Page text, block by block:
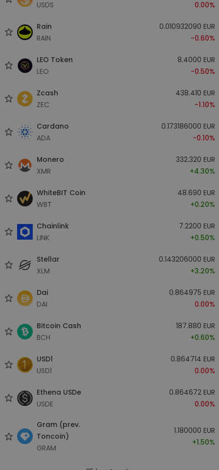
USDS
0.00%
Rain
RAIN
0.010932090 EUR
-0.60%
LEO Token
LEO
8.4000 EUR
-0.50%
Zcash
ZEC
438.410 EUR
-1.10%
Cardano
ADA
0.173186000 EUR
-0.10%
Monero
XMR
332.320 EUR
+4.30%
WhiteBIT Coin
WBT
48.690 EUR
+0.20%
Chainlink
LINK
7.2200 EUR
+0.50%
Stellar
XLM
0.143206000 EUR
+3.20%
Dai
DAI
0.864975 EUR
0.00%
Bitcoin Cash
BCH
187.880 EUR
+0.60%
USD1
USD1
0.864714 EUR
0.00%
Ethena USDe
USDE
0.864672 EUR
0.00%
Gram (prev.
Toncoin)
GRAM
1.180000 EUR
+1.50%